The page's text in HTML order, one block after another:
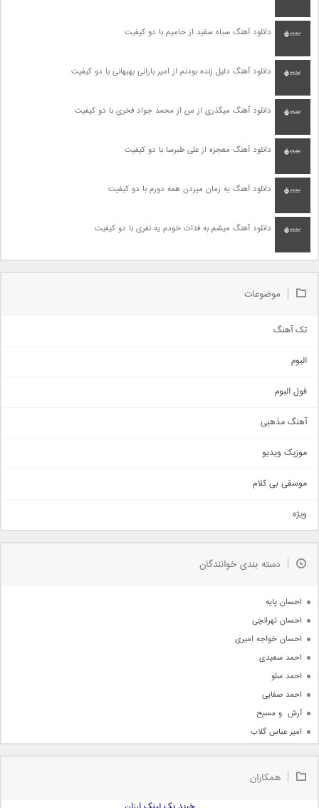
دانلود آهنگ سیاه سفید از حامیم با دو کیفیت
دانلود آهنگ دلیل زنده بودنم از امیر بارانی بهبهانی با دو کیفیت
دانلود آهنگ میگذری از من از محمد جواد فخری با دو کیفیت
دانلود آهنگ معجزه از علی طبرسا با دو کیفیت
دانلود آهنگ یه زمان میزدن همه دورم با دو کیفیت
دانلود آهنگ میشم به فدات خودم یه نفری با دو کیفیت
موضوعات
تک آهنگ
اجتماعی
حماسی
سنتی
اهنگ بندرعباسی
دمو
مذهبی
جدیدترین ها
البوم
فول البوم
آهنگ مذهبی
موزیک ویدیو
موسقی بی کلام
ویژه
دسته بندی خوانندگان
احسان پایه
احسان تهرانچی
احسان خواجه امیری
احمد سعیدی
احمد سلو
احمد صفایی
آرش  و مسیح
امیر عباس گلاب
امیر علی
همکاران